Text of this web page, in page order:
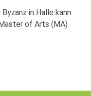
in Halle kann
of Arts (MA)